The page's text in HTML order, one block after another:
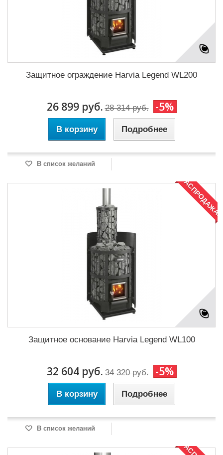
Защитное ограждение Harvia Legend WL200
26 899 руб. 28 314 руб. -5%
В корзину Подробнее
В список желаний
РАСПРОДАЖА!
Защитное основание Harvia Legend WL100
32 604 руб. 34 320 руб. -5%
В корзину Подробнее
В список желаний